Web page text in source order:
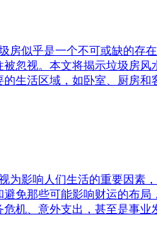
房似乎是一个不可或缺的
忽视。本文将揭示垃圾房
生活区域，如卧室、厨房
为影响人们生活的重要因
免那些可能影响财运的布
机、意外支出，甚至是事业